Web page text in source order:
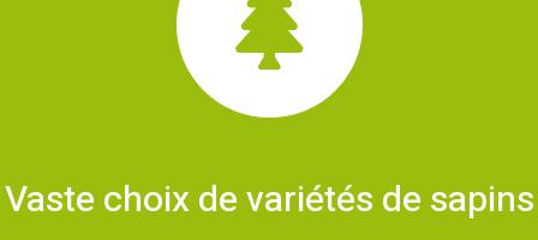
Vaste choix de variétés de sapins